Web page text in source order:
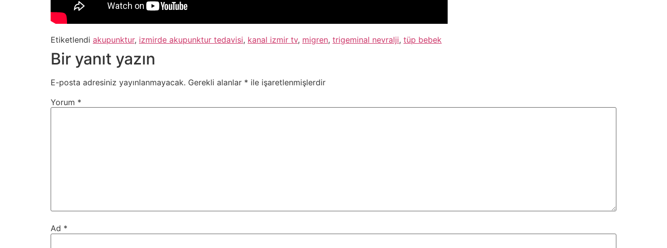
Etiketlendi akupunktur, izmirde akupunktur tedavisi, kanal izmir tv, migren, trigeminal nevralji, tüp bebek
Bir yanıt yazın
E-posta adresiniz yayınlanmayacak. Gerekli alanlar * ile işaretlenmişlerdir
Yorum *
Ad *